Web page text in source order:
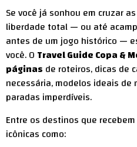
Se você já sonhou em cruzar
liberdade total — ou até
antes de um jogo histórico —
você. O Travel Guide Copa &
páginas de roteiros, dicas de
necessária, modelos ideais
paradas imperdíveis.
Entre os destinos que
icônicas como: